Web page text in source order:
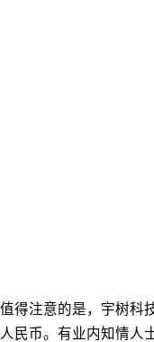
值得注意的是，宇树科
人民币。有业内知情人